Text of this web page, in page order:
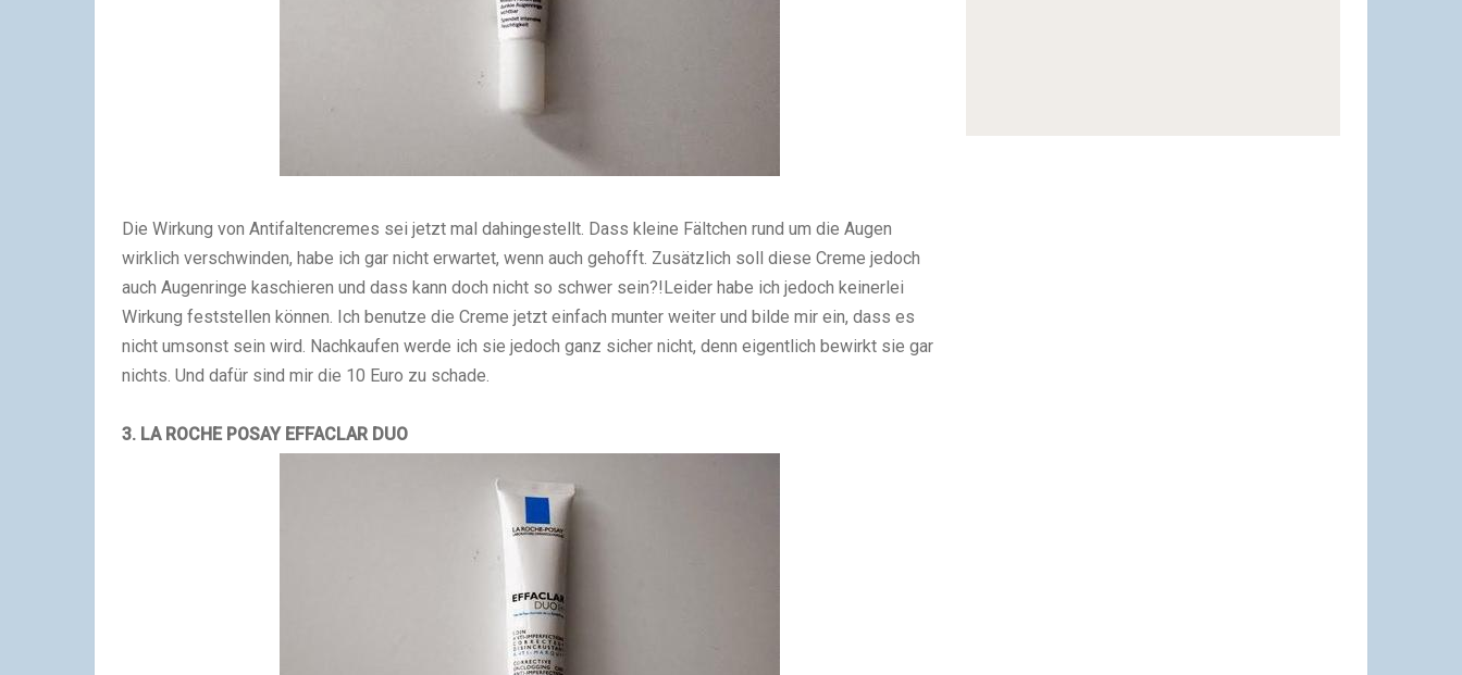
Die Wirkung von Antifaltencremes sei jetzt mal dahingestellt. Dass kleine Fältchen rund um die Augen
wirklich verschwinden, habe ich gar nicht erwartet, wenn auch gehofft. Zusätzlich soll diese Creme jedoch
auch Augenringe kaschieren und dass kann doch nicht so schwer sein?!Leider habe ich jedoch keinerlei
Wirkung feststellen können. Ich benutze die Creme jetzt einfach munter weiter und bilde mir ein, dass es
nicht umsonst sein wird. Nachkaufen werde ich sie jedoch ganz sicher nicht, denn eigentlich bewirkt sie gar
nichts. Und dafür sind mir die 10 Euro zu schade.
3. LA ROCHE POSAY EFFACLAR DUO